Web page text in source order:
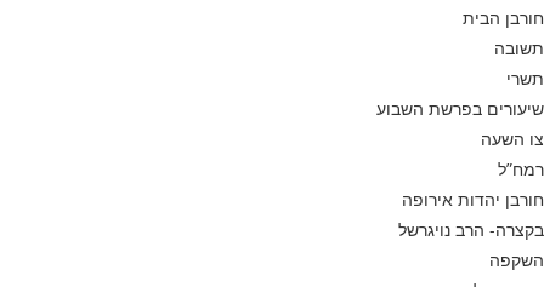
חורבן הבית
תשובה
תשרי
שיעורים בפרשת השבוע
צו השעה
רמח”ל
חורבן יהדות אירופה
בקצרה- הרב נויגרשל
השקפה